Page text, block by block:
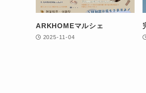
ARKHOMEマルシェ
2025-11-04